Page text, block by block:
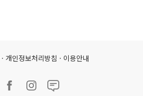
· 개인정보처리방침 · 이용안내